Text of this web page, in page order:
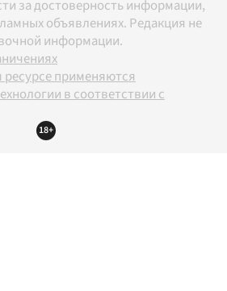
за достоверность информации,
объявлениях. Редакция не
информации.
применяются
в соответствии с
18+